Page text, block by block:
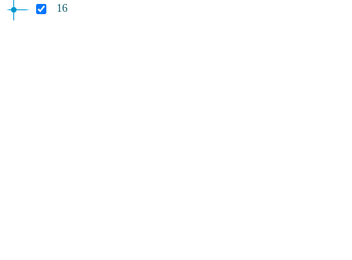
16